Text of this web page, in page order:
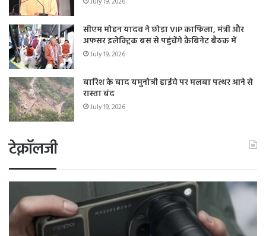
सीएम मोहन यादव ने छोड़ा VIP काफिला, मंत्री और
अफसर इलेक्ट्रिक बस से पहुंचेंगे कैबिनेट बैठक में
July 19, 2026
बारिश के बाद यमुनोत्री हाईवे पर मलबा पत्थर आने से
रास्ता बंद
July 19, 2026
टेक्नॉलजी